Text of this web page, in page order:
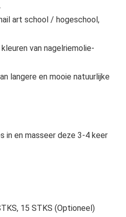
art school / hogeschool,
van nagelriemolie-
langere en mooie natuurlijke
in en masseer deze 3-4 keer
15 STKS (Optioneel)